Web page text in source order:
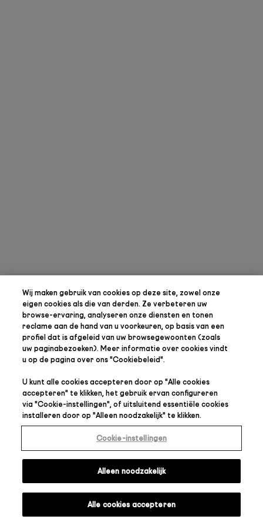
Wij maken gebruik van cookies op deze site, zowel onze
eigen cookies als die van derden. Ze verbeteren uw
browse-ervaring, analyseren onze diensten en tonen
reclame aan de hand van u voorkeuren, op basis van een
profiel dat is afgeleid van uw browsegewoonten (zoals
uw paginabezoeken). Meer informatie over cookies vindt
u op de pagina over ons "Cookiebeleid".
U kunt alle cookies accepteren door op "Alle cookies
accepteren" te klikken, het gebruik ervan configureren
via "Cookie-instellingen", of uitsluitend essentiële cookies
installeren door op "Alleen noodzakelijk" te klikken.
Cookie-instellingen
Alleen noodzakelijk
Alle cookies accepteren